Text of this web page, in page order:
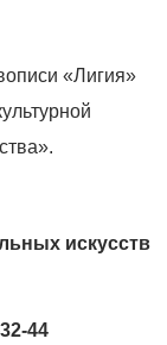
«Лигия»
искусств
44